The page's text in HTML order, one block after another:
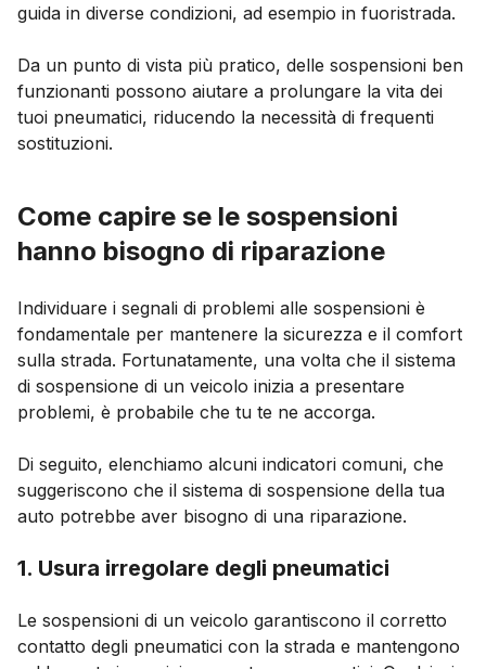
guida in diverse condizioni, ad esempio in fuoristrada.
Da un punto di vista più pratico, delle sospensioni ben
funzionanti possono aiutare a prolungare la vita dei
tuoi pneumatici, riducendo la necessità di frequenti
sostituzioni.
Come capire se le sospensioni
hanno bisogno di riparazione
Individuare i segnali di problemi alle sospensioni è
fondamentale per mantenere la sicurezza e il comfort
sulla strada. Fortunatamente, una volta che il sistema
di sospensione di un veicolo inizia a presentare
problemi, è probabile che tu te ne accorga.
Di seguito, elenchiamo alcuni indicatori comuni, che
suggeriscono che il sistema di sospensione della tua
auto potrebbe aver bisogno di una riparazione.
1. Usura irregolare degli pneumatici
Le sospensioni di un veicolo garantiscono il corretto
contatto degli pneumatici con la strada e mantengono